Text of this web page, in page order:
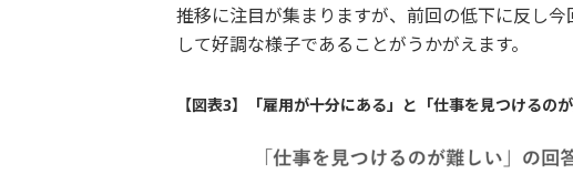
推移に注目が集まりますが、前回の低下に反し
して好調な様子であることがうかがえます。
【図表3】「雇用が十分にある」と「仕事を見つけるの